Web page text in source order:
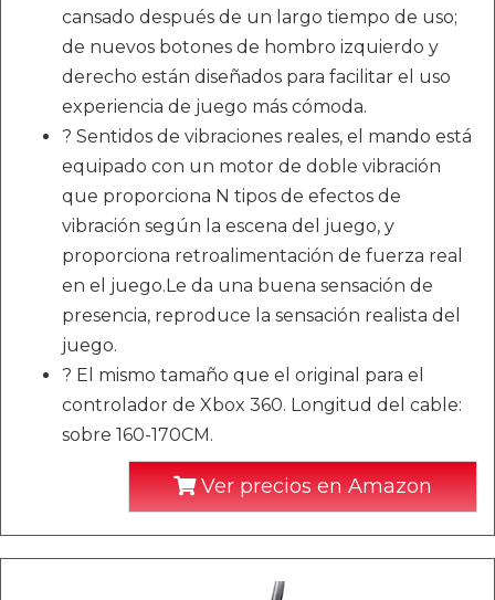
cansado después de un largo tiempo de uso;
de nuevos botones de hombro izquierdo y
derecho están diseñados para facilitar el uso
experiencia de juego más cómoda.
? Sentidos de vibraciones reales, el mando está
equipado con un motor de doble vibración
que proporciona N tipos de efectos de
vibración según la escena del juego, y
proporciona retroalimentación de fuerza real
en el juego.Le da una buena sensación de
presencia, reproduce la sensación realista del
juego.
? El mismo tamaño que el original para el
controlador de Xbox 360. Longitud del cable:
sobre 160-170CM.
Ver precios en Amazon